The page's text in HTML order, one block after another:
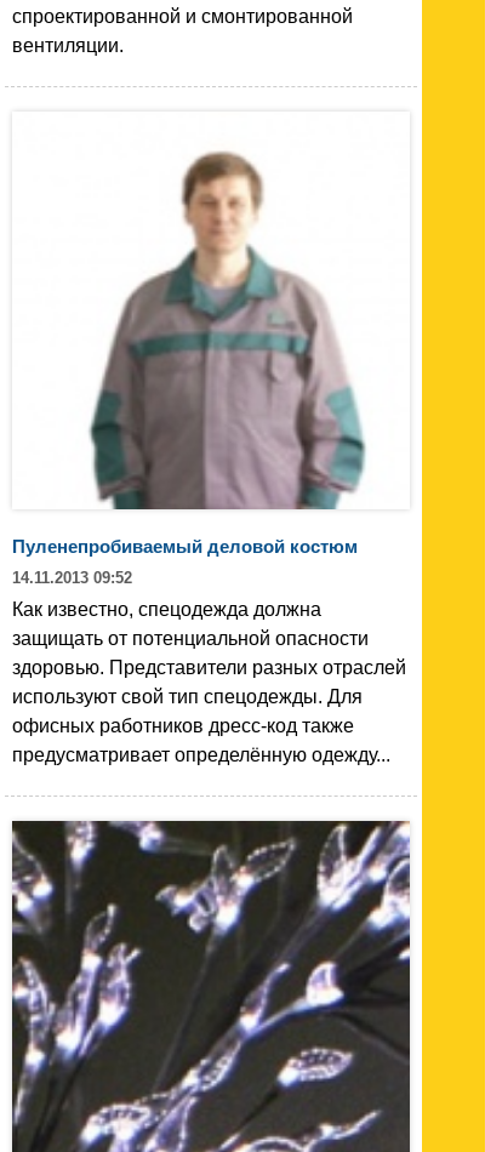
спроектированной и смонтированной
вентиляции.
Пуленепробиваемый деловой костюм
14.11.2013 09:52
Как известно, спецодежда должна
защищать от потенциальной опасности
здоровью. Представители разных отраслей
используют свой тип спецодежды. Для
офисных работников дресс-код также
предусматривает определённую одежду...